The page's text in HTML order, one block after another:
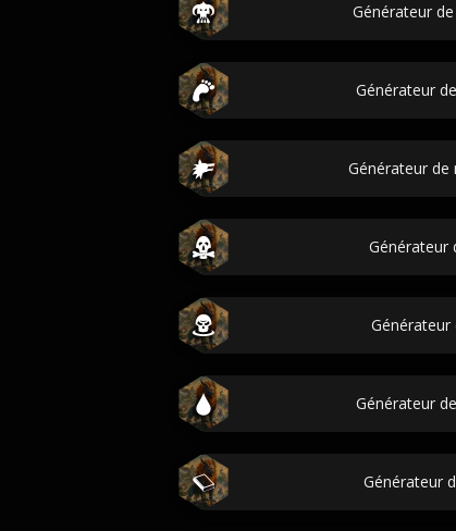
Générateur
Générateur
Générateur
Générateur
Générateur
Générateur
Générateur